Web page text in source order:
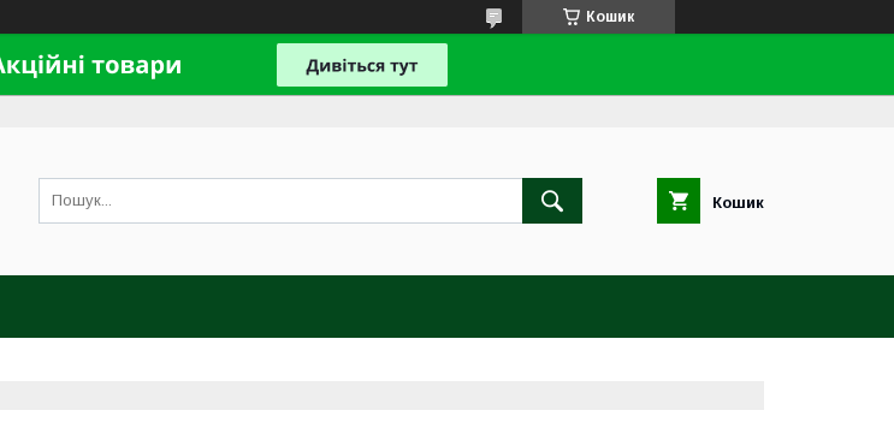
Кошик
Кошик